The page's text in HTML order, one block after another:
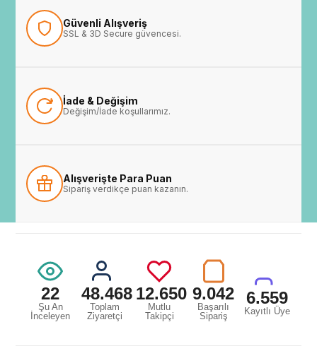
Güvenli Alışveriş
SSL & 3D Secure güvencesi.
İade & Değişim
Değişim/İade koşullarımız.
Alışverişte Para Puan
Sipariş verdikçe puan kazanın.
22
Şu An
İnceleyen
48.468
Toplam
Ziyaretçi
12.650
Mutlu
Takipçi
9.042
Başarılı
Sipariş
6.559
Kayıtlı Üye